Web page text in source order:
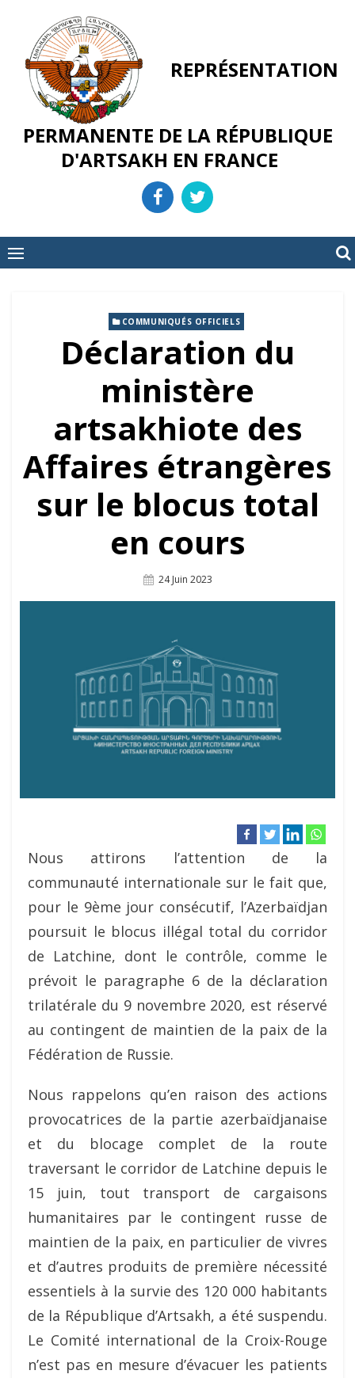
content
REPRÉSENTATION
PERMANENTE DE LA RÉPUBLIQUE
D'ARTSAKH EN FRANCE
COMMUNIQUÉS OFFICIELS
Déclaration du
ministère
artsakhiote des
Affaires étrangères
sur le blocus total
en cours
Posted
24 Juin 2023
Nous attirons l’attention de la
communauté internationale sur le fait que,
pour le 9ème jour consécutif, l’Azerbaïdjan
poursuit le blocus illégal total du corridor
de Latchine, dont le contrôle, comme le
prévoit le paragraphe 6 de la déclaration
trilatérale du 9 novembre 2020, est réservé
au contingent de maintien de la paix de la
Fédération de Russie.
Nous rappelons qu’en raison des actions
provocatrices de la partie azerbaïdjanaise
et du blocage complet de la route
traversant le corridor de Latchine depuis le
15 juin, tout transport de cargaisons
humanitaires par le contingent russe de
maintien de la paix, en particulier de vivres
et d’autres produits de première nécessité
essentiels à la survie des 120 000 habitants
de la République d’Artsakh, a été suspendu.
Le Comité international de la Croix-Rouge
n’est pas en mesure d’évacuer les patients